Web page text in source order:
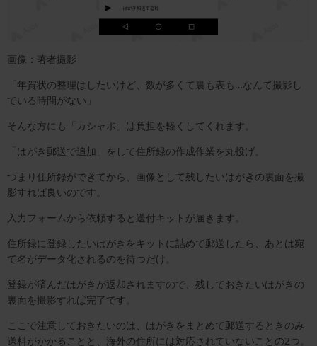
画像：著者撮影
「年賀状の整理はしたいけど、数が多くて裏も表も…なんて撮影し
ている時間がない」
そんな方にも「カシャポ」は負担を軽くしてくれます。
「はがき郵送で追加」をして住所録の作成作業を丸投げ。
つまり住所録ができてから、画像として残したいはがきの裏面を撮
影すれば良いのです。
入力フォームから依頼すると送付キットが届きます。
住所録に登録したいはがきをキットに詰めて郵送したら、あとは宛
て名がデータ化されるのを待つだけ。
登録が済んだはがきが返却されますので、残しておきたいはがきの
裏面を撮影すれば完了です。
ここで注意しておきたいのは、はがきをまとめて郵送するときのみ
送料がかかることと、海外の住所には対応されていないことの2つ。